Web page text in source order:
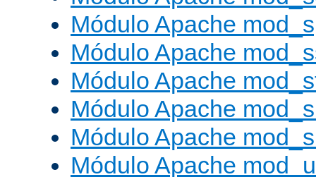
Módulo Apache
Módulo Apache
Módulo Apache
Módulo Apache
Módulo Apache
Módulo Apache